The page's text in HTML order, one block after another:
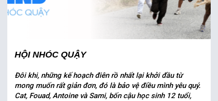
HỘI NHÓC QUẬY
Đôi khi, những kế hoạch điên rồ nhất lại khởi đầu từ
mong muốn rất giản đơn, đó là bảo vệ điều mình yêu quý.
Cat, Fouad, Antoine và Sami, bốn cậu học sinh 12 tuổi,